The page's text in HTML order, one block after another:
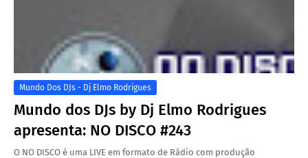
Mundo Dos DJs - Dj Elmo Rodrigues
Mundo dos DJs by Dj Elmo Rodrigues
apresenta: NO DISCO #243
O NO DISCO é uma LIVE em formato de Rádio com produção